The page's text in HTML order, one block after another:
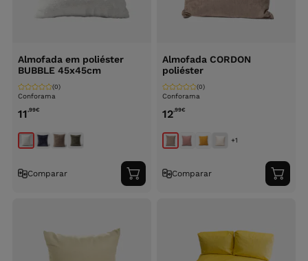
Almofada em poliéster
BUBBLE 45x45cm
Conforama
(0)
11,99€
Comparar
Adicionar
ao
Almofada CORDON
poliéster
Conforama
(0)
12,99€
+1
Comparar
ao